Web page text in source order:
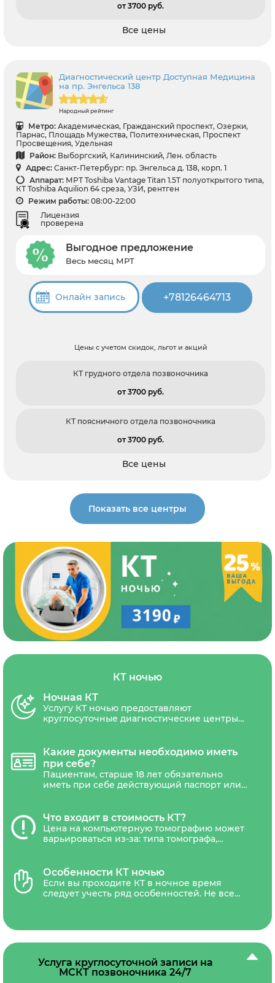
от 3700 pуб.
Все цены
Диагностический центр Доступная Медицина
на пр. Энгельса 138
Народный рейтинг
Метро: Академическая, Гражданский проспект, Озерки,
Парнас, Площадь Мужества, Политехническая, Проспект
Просвещения, Удельная
Район: Выборгский, Калининский, Лен. область
Адрес: Санкт-Петербург: пр. Энгельса д. 138, корп. 1
Аппарат: МРТ Toshiba Vantage Titan 1.5T полуоткрытого типа,
КТ Toshiba Aquilion 64 среза, УЗИ, рентген
Режим работы: 08:00-22:00
Лицензия
проверена
Выгодное предложение
Весь месяц МРТ
Онлайн запись +78126464713
Цены с учетом скидок, льгот и акций
КТ грудного отдела позвоночника
от 3700 pуб.
КТ поясничного отдела позвоночника
от 3700 pуб.
Все цены
Показать все центры
КТ ночью
Ночная КТ
Услугу КТ ночью предоставляют
круглосуточные диагностические центры
Скидичное время - с 23.00 до 8.00.
Какие документы необходимо иметь
при себе?
Пациентам, старше 18 лет обязательно
иметь при себе действующий паспорт или
должны сопровождаться уполномоченным
представителем(один из родителей или
законный представитель ребенка).
Что входит в стоимость КТ?
Цена на компьютерную томографию может
варьироваться из-за: типа томографа,
обследования обычно входит
сканирование, письменное заключение
рентгенолога и запись результатов на CD-
диск. В некоторых диагностических
пленку.
Особенности КТ ночью
Если вы проходите КТ в ночное время
следует учесть ряд особенностей. Не все
скорее всего томограммы Вам предоставят
в течение 10-15 минут по окончании
диагностики, а заключение рентгенолога
Вы сможете получить на следующий день
Услуга круглосуточной записи на
МСКТ позвоночника 24/7